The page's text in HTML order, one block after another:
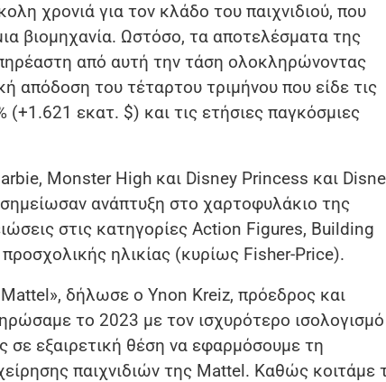
χρονιά για τον κλάδο του παιχνιδιού, που
βιομηχανία. Ωστόσο, τα αποτελέσματα της
από αυτή την τάση ολοκληρώνοντας
απόδοση του τέταρτου τριμήνου που είδε τις
εκατ. $) και τις ετήσιες παγκόσμιες
Monster High και Disney Princess και
ανάπτυξη στο χαρτοφυλάκιο της
στις κατηγορίες Action Figures, Building
ηλικίας (κυρίως Fisher-Price).
δήλωσε ο Ynon Kreiz, πρόεδρος και
το 2023 με τον ισχυρότερο ισολογισμό
σε εξαιρετική θέση να εφαρμόσουμε τη
παιχνιδιών της Mattel. Καθώς κοιτάμε